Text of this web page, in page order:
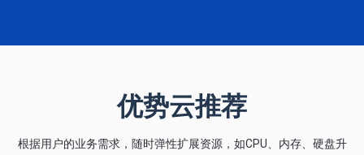
优势云推荐
根据用户的业务需求，随时弹性扩展资源，如CPU、内存、硬盘升